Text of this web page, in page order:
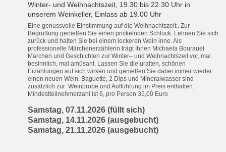
Winter- und Weihnachtszeit, 19.30 bis 22.30 Uhr in
unserem Weinkeller, Einlass ab 19.00 Uhr
Eine genussvolle Einstimmung auf die Weihnachtszeit:. Zur
Begrüßung genießen Sie einen prickelnden Schluck. Lehnen Sie sich
zurück und halten Sie bei einem leckeren Wein inne. Als
professionelle Märchenerzählerin trägt Ihnen Michaela Bourauel
Märchen und Geschichten zur Winter– und Weihnachtszeit vor, mal
besinnlich, mal amüsant. Lassen Sie die uralten, schönen
Erzählungen auf sich wirken und genießen Sie dabei immer wieder
einen neuen Wein. Baguette, 2 Dips und Mineralwasser sind
zusätzlich zur Weinprobe und Aufführung im Preis enthalten.
Mindestteilnehmerzahl ist 6, pro Person 35,00 Euro
Samstag, 07.11.2026 (füllt sich)
Samstag, 14.11.2026 (ausgebucht)
Samstag, 21.11.2026 (ausgebucht)